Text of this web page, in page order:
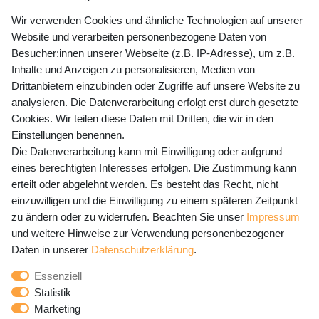
+49 (0) 35243 460 400
Mo-Fr 9-15 Uhr
shop@banjado.com
Preisangaben inkl. gesetzl. MwSt. und zzgl. Service- und
Versandkosten
Newsletter Anmeldung - Keine Angebote
mehr verpassen!
E-MAIL **
Newsletter
Honig
Hiermit bestätige ich, dass ich die
gelesen habe. Meine Einwilligung kann ich jederzeit
widerrufen.**
Wir verwenden Cookies und ähnliche Technologien auf unserer
Website und verarbeiten personenbezogene Daten von
Besucher:innen unserer Webseite (z.B. IP-Adresse), um z.B.
Inhalte und Anzeigen zu personalisieren, Medien von
Drittanbietern einzubinden oder Zugriffe auf unsere Website zu
analysieren. Die Datenverarbeitung erfolgt erst durch gesetzte
Cookies. Wir teilen diese Daten mit Dritten, die wir in den
Einstellungen benennen.
Die Datenverarbeitung kann mit Einwilligung oder aufgrund
eines berechtigten Interesses erfolgen. Die Zustimmung kann
erteilt oder abgelehnt werden. Es besteht das Recht, nicht
einzuwilligen und die Einwilligung zu einem späteren Zeitpunkt
zu ändern oder zu widerrufen. Beachten Sie unser Impressum
und weitere Hinweise zur Verwendung personenbezogener
Daten in unserer Daten­schutz­erklärung.
Essenziell
Statistik
Marketing